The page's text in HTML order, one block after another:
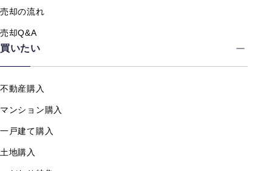
売却の流れ
売却Q&A
買いたい
不動産購入
マンション購入
一戸建て購入
土地購入